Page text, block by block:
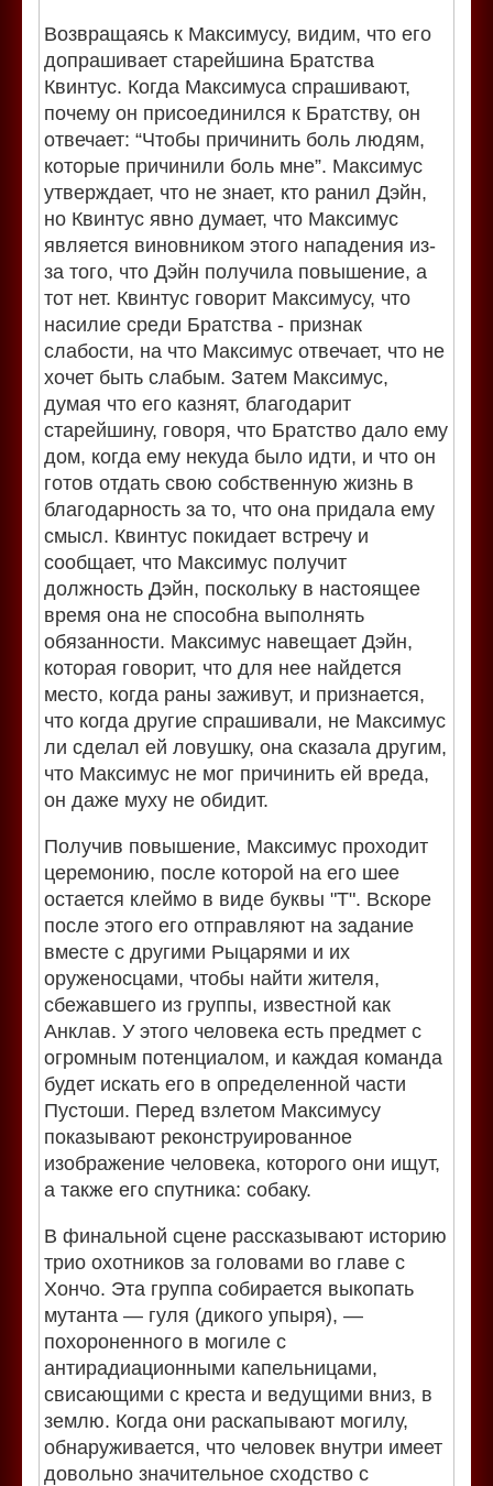
Возвращаясь к Максимусу, видим, что его
допрашивает старейшина Братства
Квинтус. Когда Максимуса спрашивают,
почему он присоединился к Братству, он
отвечает: “Чтобы причинить боль людям,
которые причинили боль мне”. Максимус
утверждает, что не знает, кто ранил Дэйн,
но Квинтус явно думает, что Максимус
является виновником этого нападения из-
за того, что Дэйн получила повышение, а
тот нет. Квинтус говорит Максимусу, что
насилие среди Братства - признак
слабости, на что Максимус отвечает, что не
хочет быть слабым. Затем Максимус,
думая что его казнят, благодарит
старейшину, говоря, что Братство дало ему
дом, когда ему некуда было идти, и что он
готов отдать свою собственную жизнь в
благодарность за то, что она придала ему
смысл. Квинтус покидает встречу и
сообщает, что Максимус получит
должность Дэйн, поскольку в настоящее
время она не способна выполнять
обязанности. Максимус навещает Дэйн,
которая говорит, что для нее найдется
место, когда раны заживут, и признается,
что когда другие спрашивали, не Максимус
ли сделал ей ловушку, она сказала другим,
что Максимус не мог причинить ей вреда,
он даже муху не обидит.
Получив повышение, Максимус проходит
церемонию, после которой на его шее
остается клеймо в виде буквы "Т". Вскоре
после этого его отправляют на задание
вместе с другими Рыцарями и их
оруженосцами, чтобы найти жителя,
сбежавшего из группы, известной как
Анклав. У этого человека есть предмет с
огромным потенциалом, и каждая команда
будет искать его в определенной части
Пустоши. Перед взлетом Максимусу
показывают реконструированное
изображение человека, которого они ищут,
а также его спутника: собаку.
В финальной сцене рассказывают историю
трио охотников за головами во главе с
Хончо. Эта группа собирается выкопать
мутанта — гуля (дикого упыря), —
похороненного в могиле с
антирадиационными капельницами,
свисающими с креста и ведущими вниз, в
землю. Когда они раскапывают могилу,
обнаруживается, что человек внутри имеет
довольно значительное сходство с